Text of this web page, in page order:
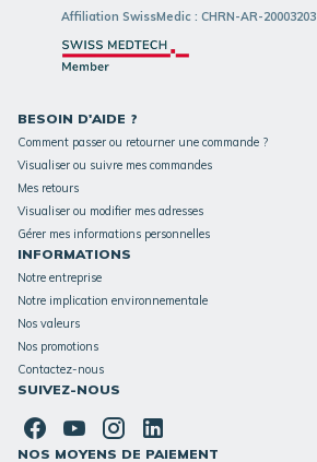
Affiliation SwissMedic : CHRN-AR-20003203
BESOIN D'AIDE ?
Comment passer ou retourner une commande ?
Visualiser ou suivre mes commandes
Mes retours
Visualiser ou modifier mes adresses
Gérer mes informations personnelles
INFORMATIONS
Notre entreprise
Notre implication environnementale
Nos valeurs
Nos promotions
Contactez-nous
SUIVEZ-NOUS
NOS MOYENS DE PAIEMENT